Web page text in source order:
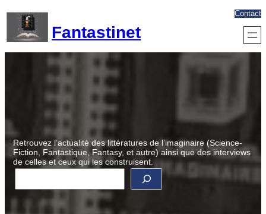
contenu
Fantastinet
Contact
Retrouvez l’actualité des littératures de l’imaginaire (Science-
Fiction, Fantastique, Fantasy, et autre) ainsi que des interviews
de celles et ceux qui les construisent.
R
c
h